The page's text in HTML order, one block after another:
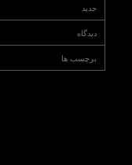
جدید
دیدگاه
برچسب ها